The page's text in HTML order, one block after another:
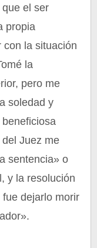
el ser
propia
con la situación
la
pero me
soledad y
Juez me
sentencia» o
y la resolución
dejarlo morir